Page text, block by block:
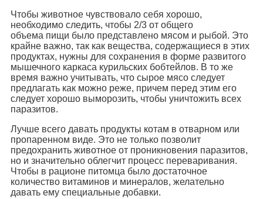
Чтобы животное чувствовало себя хорошо,
необходимо следить, чтобы 2/3 от общего
объема пищи было представлено мясом и рыбой. Это
крайне важно, так как вещества, содержащиеся в этих
продуктах, нужны для сохранения в форме развитого
мышечного каркаса курильских бобтейлов. В то же
время важно учитывать, что сырое мясо следует
предлагать как можно реже, причем перед этим его
следует хорошо выморозить, чтобы уничтожить всех
паразитов.
Лучше всего давать продукты котам в отварном или
пропаренном виде. Это не только позволит
предохранить животное от проникновения паразитов,
но и значительно облегчит процесс переваривания.
Чтобы в рационе питомца было достаточное
количество витаминов и минералов, желательно
давать ему специальные добавки.